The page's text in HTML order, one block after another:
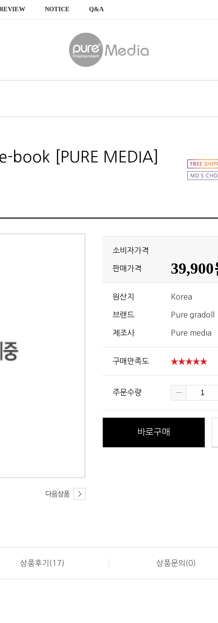
NOTICE Q&A
소비자가격
판매가격 39,900
원산지 Korea
브랜드 Pure gradoll
제조사 Pure media
구매만족도
주문수량
바로구매
상품후기(17) 상품문의(0)